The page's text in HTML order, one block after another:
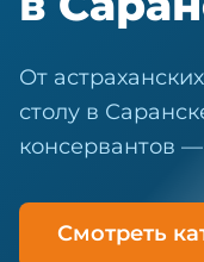
От
столу в
консервантов
Смотреть